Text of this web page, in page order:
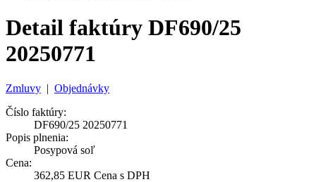
Detail faktúry DF690/25
20250771
Zmluvy | Objednávky
Číslo faktúry:
DF690/25 20250771
Popis plnenia:
Posypová soľ
Cena:
362,85 EUR Cena s DPH